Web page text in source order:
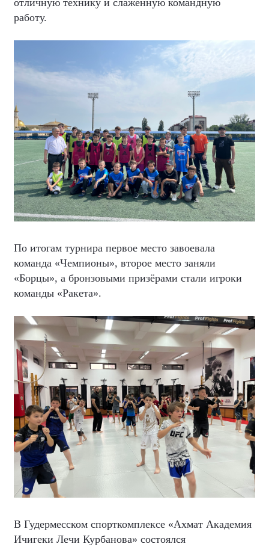
работу.
По итогам турнира первое место завоевала
команда «Чемпионы», второе место заняли
«Борцы», а бронзовыми призёрами стали игроки
команды «Ракета».
В Гудермесском спорткомплексе «Ахмат Академия
Ичигеки Лечи Курбанова» состоялся